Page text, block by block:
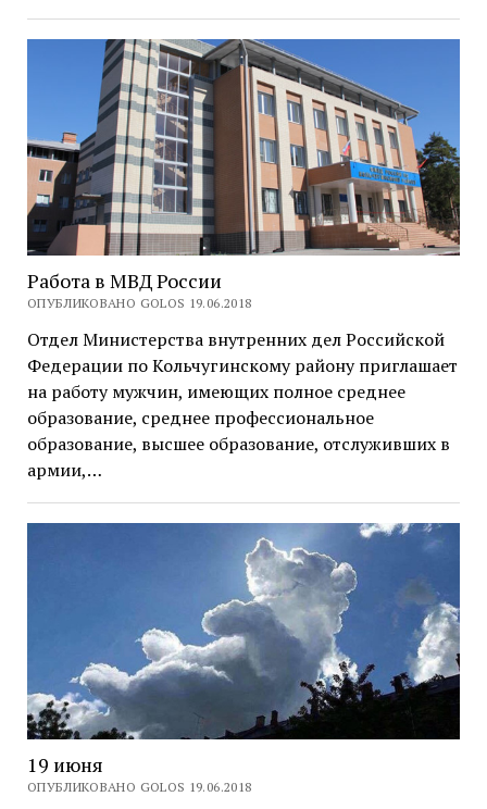
Работа в МВД России
ОПУБЛИКОВАНО GOLOS 19.06.2018
Отдел Министерства внутренних дел Российской
Федерации по Кольчугинскому району приглашает
на работу мужчин, имеющих полное среднее
образование, среднее профессиональное
образование, высшее образование, отслуживших в
армии,…
19 июня
ОПУБЛИКОВАНО GOLOS 19.06.2018